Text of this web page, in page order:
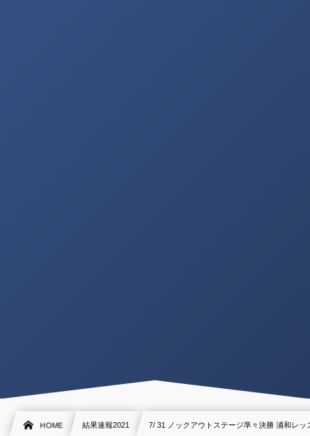
HOME 結果速報2021 7/ 31 ノックアウトステージ準々決勝 浦和レッ